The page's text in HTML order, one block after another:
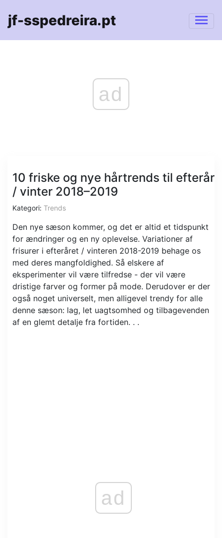
jf-sspedreira.pt
ad
10 friske og nye hårtrends til efterår
/ vinter 2018–2019
Kategori: Trends
Den nye sæson kommer, og det er altid et tidspunkt
for ændringer og en ny oplevelse. Variationer af
frisurer i efteråret / vinteren 2018-2019 behage os
med deres mangfoldighed. Så elskere af
eksperimenter vil være tilfredse - der vil være
dristige farver og former på mode. Derudover er der
også noget universelt, men alligevel trendy for alle
denne sæson: lag, let uagtsomhed og tilbagevenden
af ​​en glemt detalje fra fortiden. . .
ad